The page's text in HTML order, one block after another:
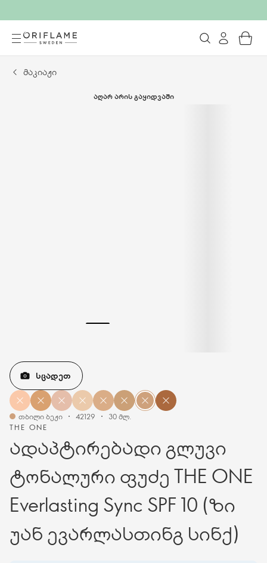
მაკიაჟი
ᲐᲦᲐᲠ ᲐᲠᲘᲡ ᲒᲐᲧᲘᲓᲕᲐᲨᲘ
THE ONE
ადაპტირებადი გლუვი
ტონალური ფუძე THE ONE
Everlasting Sync SPF 10 (ზი
უან ევარლასთინგ სინქ)
ᲡᲪᲐᲓᲔᲗ
თბილი ბეჟი 42129 30 მლ.